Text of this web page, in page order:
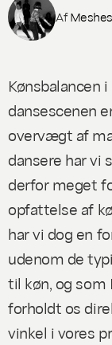
AfMeshes
Kønsbalancen
dansescenen
overvægt af
dansere har vi
derfor meget
opfattelse af
har vi dog en
udenom de
til køn, og som
forholdt os
vinkel i vores